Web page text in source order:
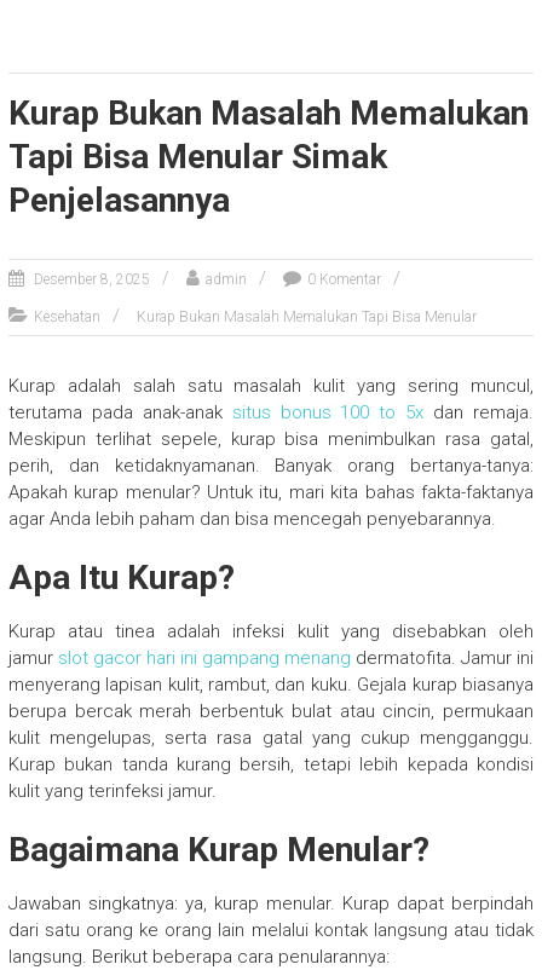
Kurap Bukan Masalah Memalukan
Tapi Bisa Menular Simak
Penjelasannya
Desember 8, 2025 admin 0 Komentar
Kesehatan Kurap Bukan Masalah Memalukan Tapi Bisa Menular
Kurap adalah salah satu masalah kulit yang sering muncul,
terutama pada anak-anak situs bonus 100 to 5x dan remaja.
Meskipun terlihat sepele, kurap bisa menimbulkan rasa gatal,
perih, dan ketidaknyamanan. Banyak orang bertanya-tanya:
Apakah kurap menular? Untuk itu, mari kita bahas fakta-faktanya
agar Anda lebih paham dan bisa mencegah penyebarannya.
Apa Itu Kurap?
Kurap atau tinea adalah infeksi kulit yang disebabkan oleh
jamur slot gacor hari ini gampang menang dermatofita. Jamur ini
menyerang lapisan kulit, rambut, dan kuku. Gejala kurap biasanya
berupa bercak merah berbentuk bulat atau cincin, permukaan
kulit mengelupas, serta rasa gatal yang cukup mengganggu.
Kurap bukan tanda kurang bersih, tetapi lebih kepada kondisi
kulit yang terinfeksi jamur.
Bagaimana Kurap Menular?
Jawaban singkatnya: ya, kurap menular. Kurap dapat berpindah
dari satu orang ke orang lain melalui kontak langsung atau tidak
langsung. Berikut beberapa cara penularannya: